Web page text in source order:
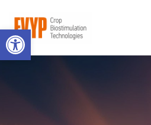
Ανοίξτε τη